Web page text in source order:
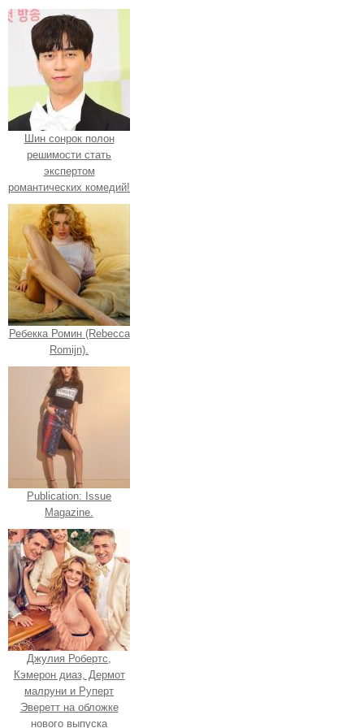
Шин сонрок полон
решимости стать
экспертом
романтических комедий!
Ребекка Ромин (Rebecca
Romijn).
Publication: Issue
Magazine.
Джулия Робертс,
Кэмерон диаз, Дермот
малруни и Руперт
Эверетт на обложке
нового выпуска